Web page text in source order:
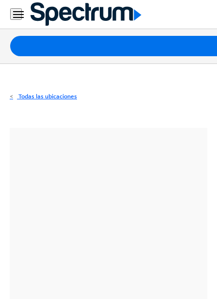
Residencial
Business
Paquetes
Internet
Todas las ubicaciones